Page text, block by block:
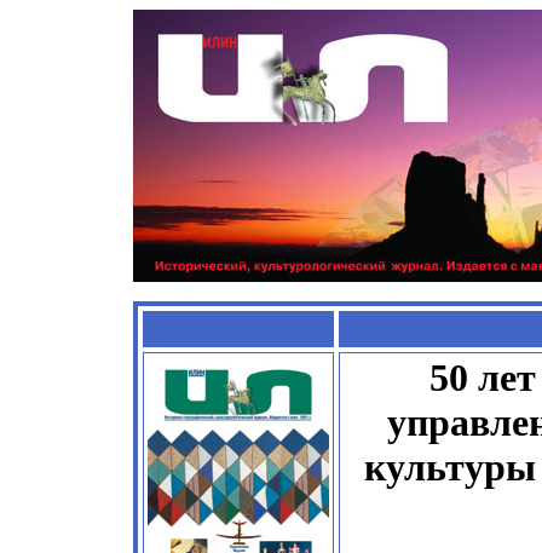
50
культуры